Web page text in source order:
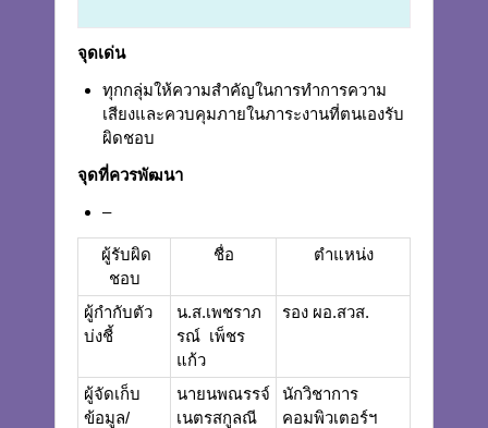
จุดเด่น
ทุกกลุ่มให้ความสำคัญในการทำการความ
เสียงและควบคุมภายในภาระงานที่ตนเองรับ
ผิดชอบ
จุดที่ควรพัฒนา
–
ผู้รับผิด
ชอบ
ชื่อ ตำแหน่ง
ผู้กำกับตัว
บ่งชี้
น.ส.เพชราภ
รณ์ เพ็ชร
แก้ว
รอง ผอ.สวส.
ผู้จัดเก็บ
ข้อมูล/
นายนพณรรจ์
เนตรสกูลณี
นักวิชาการ
คอมพิวเตอร์ฯ